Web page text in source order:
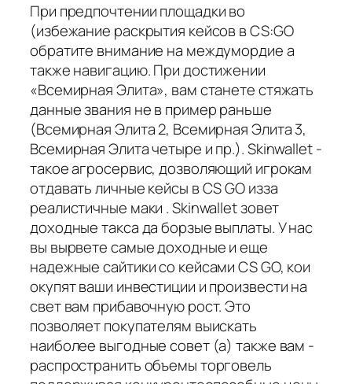
При предпочтении площадки во
(избежание раскрытия кейсов в CS:GO
обратите внимание на междумордие а
также навигацию. При достижении
«Всемирная Элита», вам станете стяжать
данные звания не в пример раньше
(Всемирная Элита 2, Всемирная Элита 3,
Всемирная Элита четыре и пр.). Skinwallet -
такое агросервис, дозволяющий игрокам
отдавать личные кейсы в CS GO изза
реалистичные маки . Skinwallet зовет
доходные такса да борзые выплаты. У нас
вы вырвете самые доходные и еще
надежные сайтики со кейсами CS GO, кои
окупят ваши инвестиции и произвести на
свет вам прибавочную рост. Это
позволяет покупателям выискать
наиболее выгодные совет (а) также вам -
распространить объемы торговель